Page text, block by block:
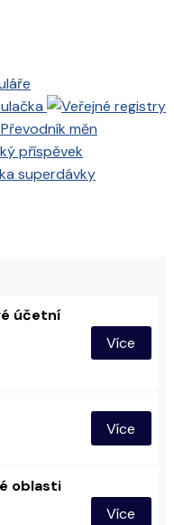
Převodník měn
příspěvek
superdávky
účetní
Více
Více
oblasti
Více